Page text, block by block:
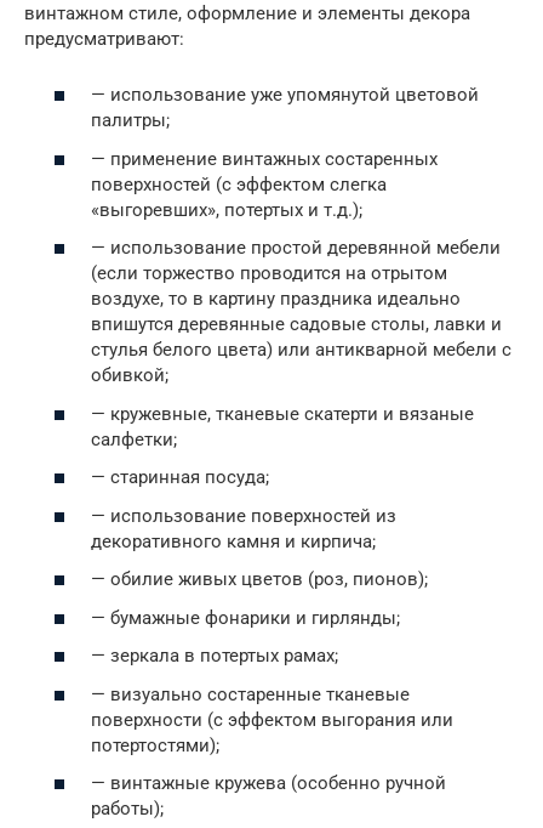
винтажном стиле, оформление и элементы декора
предусматривают:
— использование уже упомянутой цветовой
палитры;
— применение винтажных состаренных
поверхностей (с эффектом слегка
«выгоревших», потертых и т.д.);
— использование простой деревянной мебели
(если торжество проводится на отрытом
воздухе, то в картину праздника идеально
впишутся деревянные садовые столы, лавки и
стулья белого цвета) или антикварной мебели с
обивкой;
— кружевные, тканевые скатерти и вязаные
салфетки;
— старинная посуда;
— использование поверхностей из
декоративного камня и кирпича;
— обилие живых цветов (роз, пионов);
— бумажные фонарики и гирлянды;
— зеркала в потертых рамах;
— визуально состаренные тканевые
поверхности (с эффектом выгорания или
потертостями);
— винтажные кружева (особенно ручной
работы);